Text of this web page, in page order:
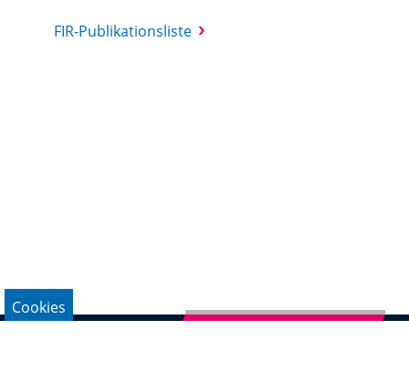
FIR-Publikationsliste
Cookies